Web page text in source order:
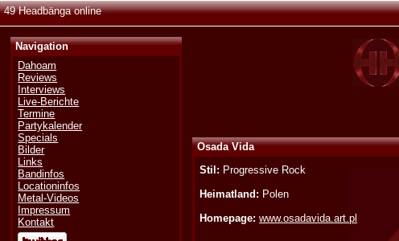
49 Headbänga online
Navigation
Dahoam
Reviews
Interviews
Live-Berichte
Termine
Partykalender
Specials
Bilder
Links
Bandinfos
Locationinfos
Metal-Videos
Impressum
Kontakt
Osada Vida
Stil: Progressive Rock
Heimatland: Polen
Homepage: www.osadavida.art.pl